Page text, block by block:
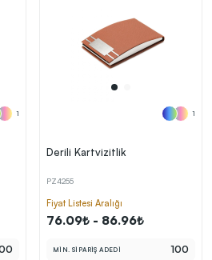
1 1
Derili Kartvizitlik
PZ4255
Fiyat Listesi Aralığı
76.09₺ - 86.96₺
MİN. SİPARİŞ ADEDİ 100